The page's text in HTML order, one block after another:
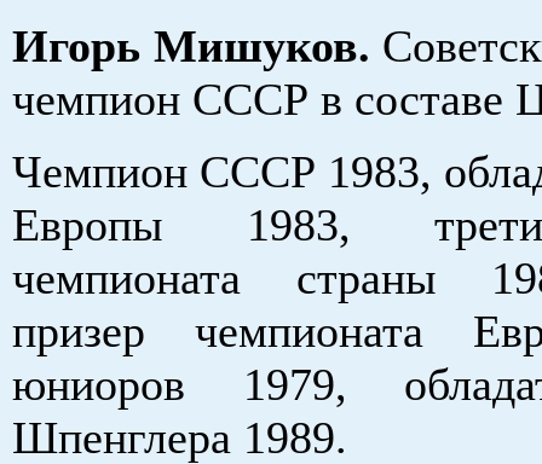
Игорь Мишуков.
чемпион СССР в составе
Чемпион СССР 1983,
Европы 1983,
чемпионата страны
призер чемпионата
юниоров 1979,
Шпенглера 1989.